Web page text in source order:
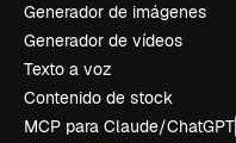
Generador de imágenes
Generador de vídeos
Texto a voz
Contenido de stock
MCP para Claude/ChatGPT